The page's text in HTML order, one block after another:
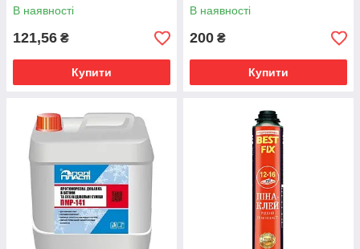
В наявності
121,56 ₴
Купити
В наявності
200 ₴
Купити